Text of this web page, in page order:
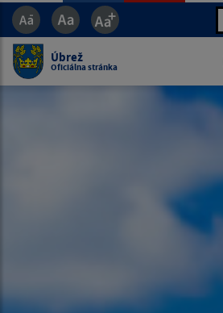
Jazyk
Úbrež
Oficiálna stránka